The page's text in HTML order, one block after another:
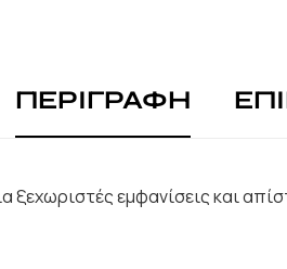
ΠΕΡΙΓΡΑΦΗ
ξεχωριστές εμφανίσεις και